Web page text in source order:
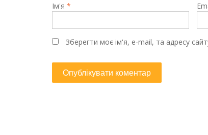
Ім'я *
Зберегти моє ім'я, e-mail, та адресу